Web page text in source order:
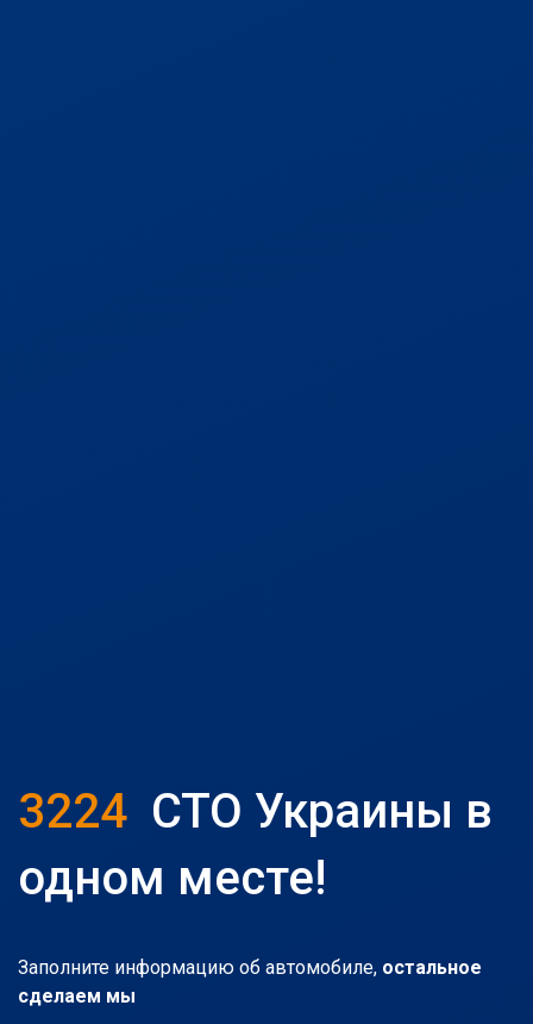
3224 СТО Украины в
одном месте!
Заполните информацию об автомобиле, остальное
сделаем мы